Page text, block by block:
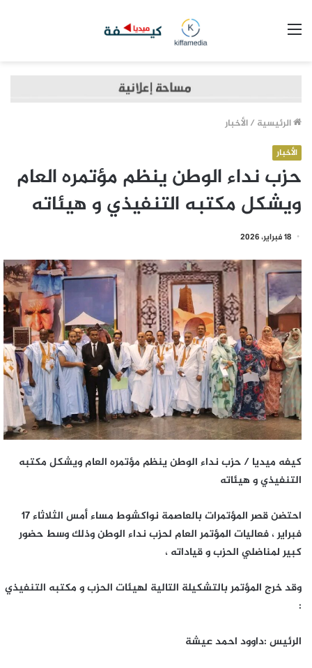
الرئيسية /الأخبار
الأخبار
حزب نداء الوطن ينظم مؤتمره العام
ويشكل مكتبه التنفيذي و هيئاته
18 فبراير، 2026
كيفه ميديا / حزب نداء الوطن ينظم مؤتمره العام ويشكل مكتبه
التنفيذي و هيئاته
احتضن قصر المؤتمرات بالعاصمة نواكشوط مساء أمس الثلاثاء 17
فبراير ، فعاليات المؤتمر العام لحزب نداء الوطن وذلك وسط حضور
كبير لمناضلي الحزب و قياداته ،
وقد خرج المؤتمر بالتشكيلة التالية لهيئات الحزب و مكتبه التنفيذي
:
الرئيس :داوود احمد عيشة